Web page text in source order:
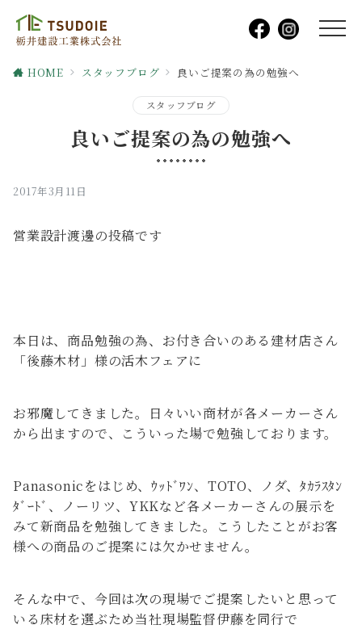
HOME スタッフブログ 良いご提案の為の勉強へ
スタッフブログ
良いご提案の為の勉強へ
2017年3月11日
営業設計渡邊の投稿です
本日は、商品勉強の為、お付き合いのある建材店さん
「後藤木材」様の活木フェアに
お邪魔してきました。日々いい商材が各メーカーさん
から出ますので、こういった場で勉強しております。
Panasonicをはじめ、ｳｯﾄﾞﾜﾝ、TOTO、ノダ、ﾀｶﾗｽﾀﾝ
ﾀﾞｰﾄﾞ、ノーリツ、YKKなど各メーカーさんの展示を
みて新商品を勉強してきました。こうしたことがお客
様への商品のご提案には欠かせません。
そんな中で、今回は次の現場でご提案したいと思って
いる床材を選ぶため当社現場監督伊藤を同行で